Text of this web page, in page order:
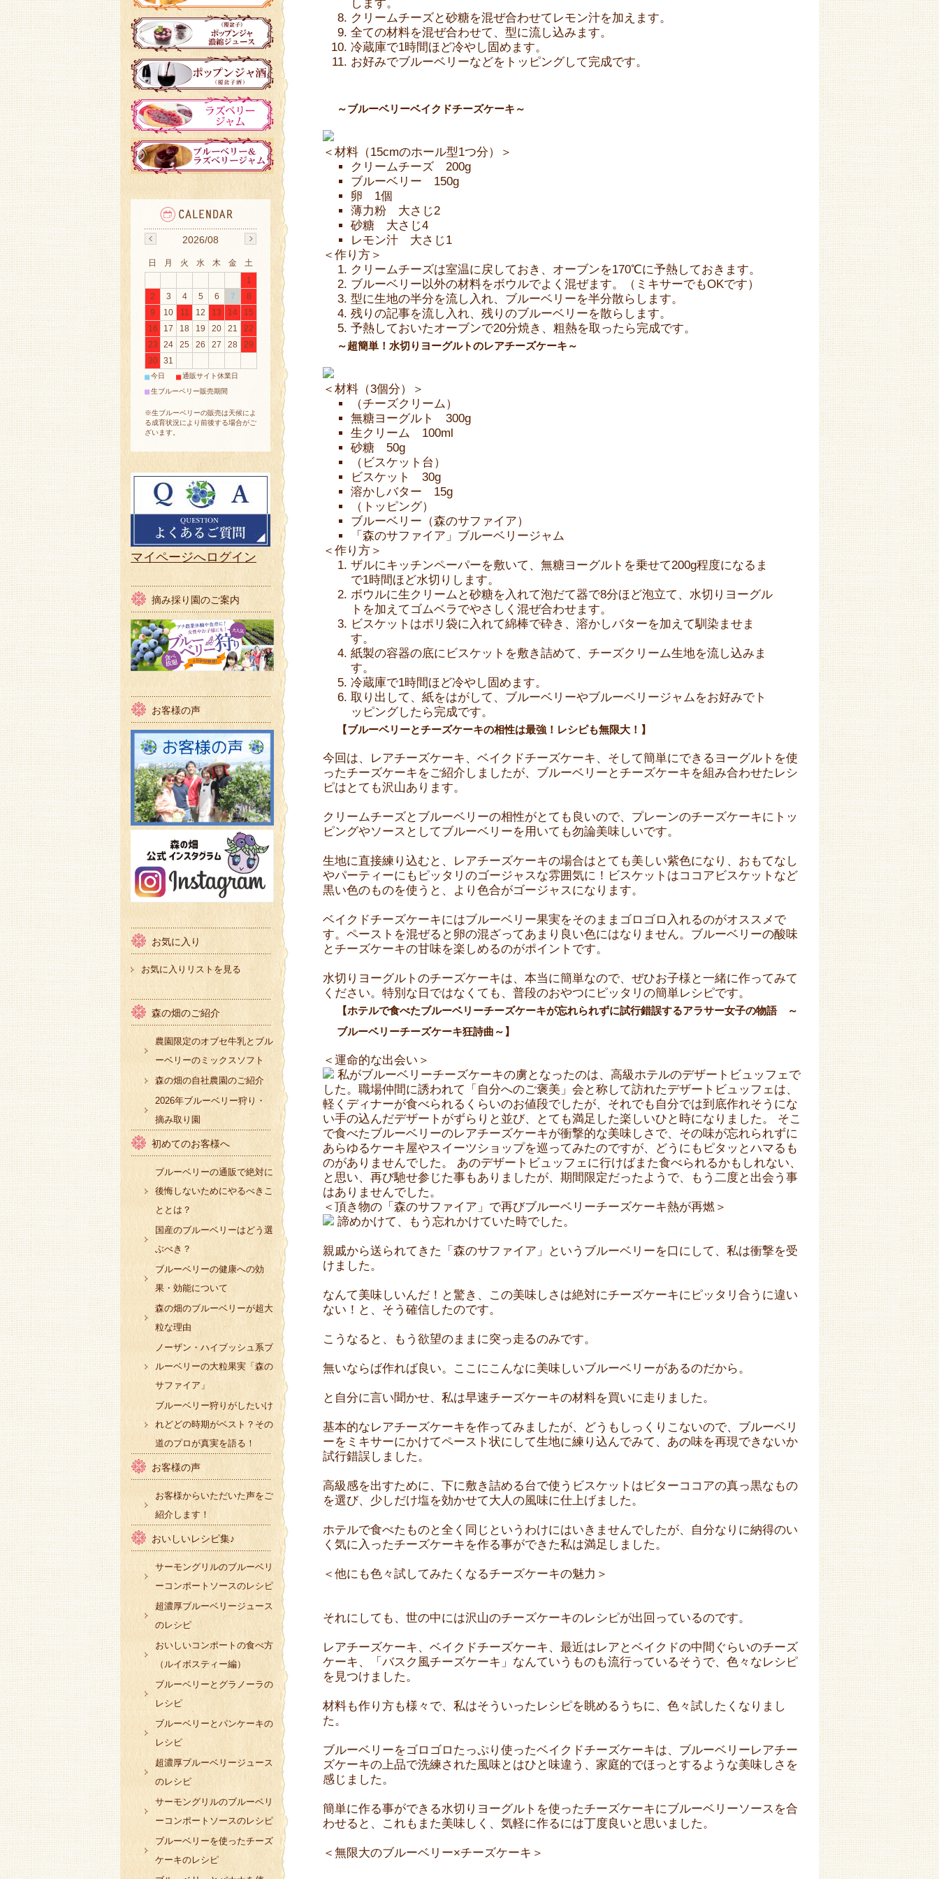
します。
クリームチーズと砂糖を混ぜ合わせてレモン汁を加えます。
全ての材料を混ぜ合わせて、型に流し込みます。
冷蔵庫で1時間ほど冷やし固めます。
お好みでブルーベリーなどをトッピングして完成です。
～ブルーベリーベイクドチーズケーキ～
＜材料（15cmのホール型1つ分）＞
クリームチーズ 200g
ブルーベリー 150g
卵 1個
薄力粉 大さじ2
砂糖 大さじ4
レモン汁 大さじ1
＜作り方＞
クリームチーズは室温に戻しておき、オーブンを170℃に予熱しておきます。
ブルーベリー以外の材料をボウルでよく混ぜます。（ミキサーでもOKです）
型に生地の半分を流し入れ、ブルーベリーを半分散らします。
残りの記事を流し入れ、残りのブルーベリーを散らします。
予熱しておいたオーブンで20分焼き、粗熱を取ったら完成です。
～超簡単！水切りヨーグルトのレアチーズケーキ～
＜材料（3個分）＞
（チーズクリーム）
無糖ヨーグルト 300g
生クリーム 100ml
砂糖 50g
（ビスケット台）
ビスケット 30g
溶かしバター 15g
（トッピング）
ブルーベリー（森のサファイア）
「森のサファイア」ブルーベリージャム
＜作り方＞
ザルにキッチンペーパーを敷いて、無糖ヨーグルトを乗せて200g程度になるま
で1時間ほど水切りします。
ボウルに生クリームと砂糖を入れて泡だて器で8分ほど泡立て、水切りヨーグル
トを加えてゴムベラでやさしく混ぜ合わせます。
ビスケットはポリ袋に入れて綿棒で砕き、溶かしバターを加えて馴染ませま
す。
紙製の容器の底にビスケットを敷き詰めて、チーズクリーム生地を流し込みま
す。
冷蔵庫で1時間ほど冷やし固めます。
取り出して、紙をはがして、ブルーベリーやブルーベリージャムをお好みでト
ッピングしたら完成です。
【ブルーベリーとチーズケーキの相性は最強！レシピも無限大！】
今回は、レアチーズケーキ、ベイクドチーズケーキ、そして簡単にできるヨーグルトを使
ったチーズケーキをご紹介しましたが、ブルーベリーとチーズケーキを組み合わせたレシ
ピはとても沢山あります。
クリームチーズとブルーベリーの相性がとても良いので、プレーンのチーズケーキにトッ
ピングやソースとしてブルーベリーを用いても勿論美味しいです。
生地に直接練り込むと、レアチーズケーキの場合はとても美しい紫色になり、おもてなし
やパーティーにもピッタリのゴージャスな雰囲気に！ビスケットはココアビスケットなど
黒い色のものを使うと、より色合がゴージャスになります。
ベイクドチーズケーキにはブルーベリー果実をそのままゴロゴロ入れるのがオススメで
す。ペーストを混ぜると卵の混ざってあまり良い色にはなりません。ブルーベリーの酸味
とチーズケーキの甘味を楽しめるのがポイントです。
水切りヨーグルトのチーズケーキは、本当に簡単なので、ぜひお子様と一緒に作ってみて
ください。特別な日ではなくても、普段のおやつにピッタリの簡単レシピです。
【ホテルで食べたブルーベリーチーズケーキが忘れられずに試行錯誤するアラサー女子の物語 ～
ブルーベリーチーズケーキ狂詩曲～】
＜運命的な出会い＞
私がブルーベリーチーズケーキの虜となったのは、高級ホテルのデザートビュッフェで
した。職場仲間に誘われて「自分へのご褒美」会と称して訪れたデザートビュッフェは、
軽くディナーが食べられるくらいのお値段でしたが、それでも自分では到底作れそうにな
い手の込んだデザートがずらりと並び、とても満足した楽しいひと時になりました。 そこ
で食べたブルーベリーのレアチーズケーキが衝撃的な美味しさで、その味が忘れられずに
あらゆるケーキ屋やスイーツショップを巡ってみたのですが、どうにもピタッとハマるも
のがありませんでした。 あのデザートビュッフェに行けばまた食べられるかもしれない、
と思い、再び馳せ参じた事もありましたが、期間限定だったようで、もう二度と出会う事
はありませんでした。
＜頂き物の「森のサファイア」で再びブルーベリーチーズケーキ熱が再燃＞
諦めかけて、もう忘れかけていた時でした。
親戚から送られてきた「森のサファイア」というブルーベリーを口にして、私は衝撃を受
けました。
なんて美味しいんだ！と驚き、この美味しさは絶対にチーズケーキにピッタリ合うに違い
ない！と、そう確信したのです。
こうなると、もう欲望のままに突っ走るのみです。
無いならば作れば良い。ここにこんなに美味しいブルーベリーがあるのだから。
と自分に言い聞かせ、私は早速チーズケーキの材料を買いに走りました。
基本的なレアチーズケーキを作ってみましたが、どうもしっくりこないので、ブルーベリ
ーをミキサーにかけてペースト状にして生地に練り込んでみて、あの味を再現できないか
試行錯誤しました。
高級感を出すために、下に敷き詰める台で使うビスケットはビターココアの真っ黒なもの
を選び、少しだけ塩を効かせて大人の風味に仕上げました。
ホテルで食べたものと全く同じというわけにはいきませんでしたが、自分なりに納得のい
く気に入ったチーズケーキを作る事ができた私は満足しました。
＜他にも色々試してみたくなるチーズケーキの魅力＞
それにしても、世の中には沢山のチーズケーキのレシピが出回っているのです。
レアチーズケーキ、ベイクドチーズケーキ、最近はレアとベイクドの中間ぐらいのチーズ
ケーキ、「バスク風チーズケーキ」なんていうものも流行っているそうで、色々なレシピ
を見つけました。
材料も作り方も様々で、私はそういったレシピを眺めるうちに、色々試したくなりまし
た。
ブルーベリーをゴロゴロたっぷり使ったベイクドチーズケーキは、ブルーベリーレアチー
ズケーキの上品で洗練された風味とはひと味違う、家庭的でほっとするような美味しさを
感じました。
簡単に作る事ができる水切りヨーグルトを使ったチーズケーキにブルーベリーソースを合
わせると、これもまた美味しく、気軽に作るには丁度良いと思いました。
＜無限大のブルーベリー×チーズケーキ＞
2026/08
日 月 火 水 木 金
土
1
2
3 4 5 6 7
8
9
10 11 12 13 14
15
16
17 18 19 20 21
22
23
24 25 26 27 28
29
30
31
■今日 ■通販サイト休業日
■生ブルーベリー販売期間
※生ブルーベリーの販売は天候によ
る成育状況により前後する場合がご
ざいます。
マイページへログイン
摘み採り園のご案内
お客様の声
お気に入り
お気に入りリストを見る
森の畑のご紹介
農園限定のオブセ牛乳とブル
ーベリーのミックスソフト
森の畑の自社農園のご紹介
2026年ブルーベリー狩り・
摘み取り園
初めてのお客様へ
ブルーベリーの通販で絶対に
後悔しないためにやるべきこ
ととは？
国産のブルーベリーはどう選
ぶべき？
ブルーベリーの健康への効
果・効能について
森の畑のブルーベリーが超大
粒な理由
ノーザン・ハイブッシュ系ブ
ルーベリーの大粒果実「森の
サファイア」
ブルーベリー狩りがしたいけ
れどどの時期がベスト？その
道のプロが真実を語る！
お客様の声
お客様からいただいた声をご
紹介します！
おいしいレシピ集♪
サーモングリルのブルーベリ
ーコンポートソースのレシピ
超濃厚ブルーベリージュース
のレシピ
おいしいコンポートの食べ方
（ルイボスティー編）
ブルーベリーとグラノーラの
レシピ
ブルーベリーとパンケーキの
レシピ
超濃厚ブルーベリージュース
のレシピ
サーモングリルのブルーベリ
ーコンポートソースのレシピ
ブルーベリーを使ったチーズ
ケーキのレシピ